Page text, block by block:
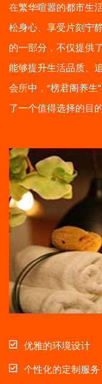
在繁华喧嚣的都市生
松身心、享受片刻宁
的一部分，不仅提供
能够提升生活品质、
会所中，“榜君阁养
了一个值得选择的目的
优雅的环境设计
个性化的定制服务